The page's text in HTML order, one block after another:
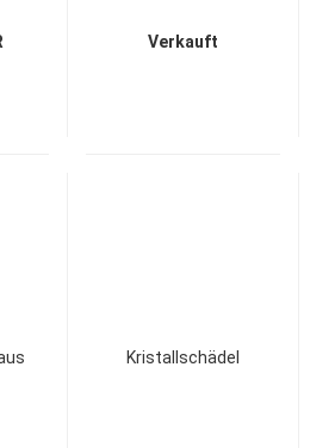
Verkauft
Kristallschädel